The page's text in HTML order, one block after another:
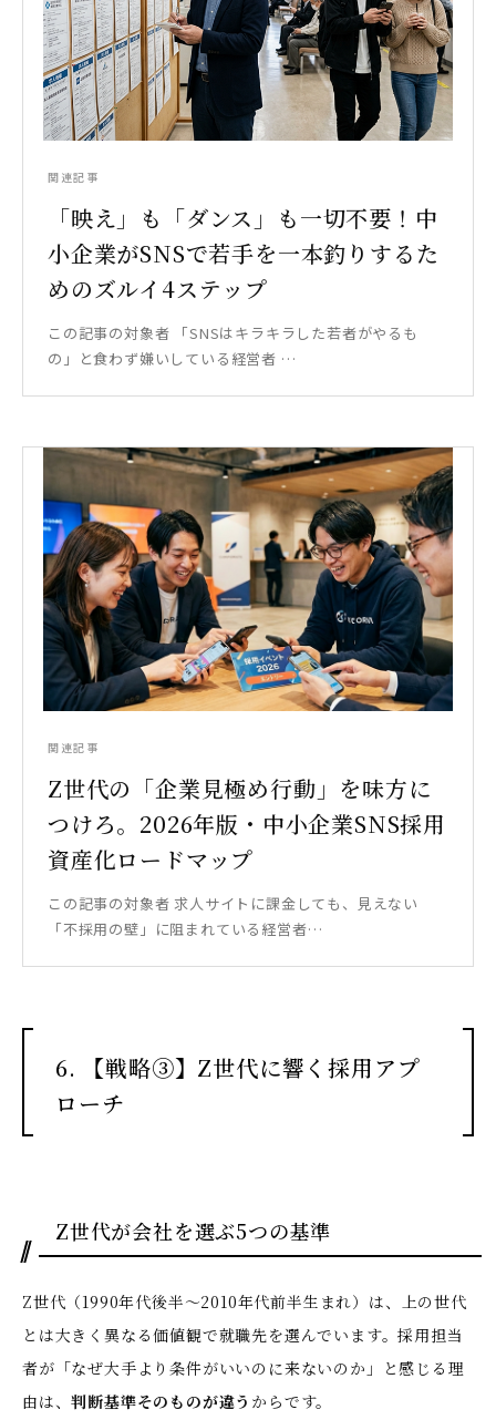
関連記事
「映え」も「ダンス」も一切不要！中
小企業がSNSで若手を一本釣りするた
めのズルイ4ステップ
この記事の対象者 「SNSはキラキラした若者がやるも
の」と食わず嫌いしている経営者 …
関連記事
Z世代の「企業見極め行動」を味方に
つけろ。2026年版・中小企業SNS採用
資産化ロードマップ
この記事の対象者 求人サイトに課金しても、見えない
「不採用の壁」に阻まれている経営者…
6. 【戦略③】Z世代に響く採用アプ
ローチ
Z世代が会社を選ぶ5つの基準
Z世代（1990年代後半〜2010年代前半生まれ）は、上の世代
とは大きく異なる価値観で就職先を選んでいます。採用担当
者が「なぜ大手より条件がいいのに来ないのか」と感じる理
由は、判断基準そのものが違う からです。